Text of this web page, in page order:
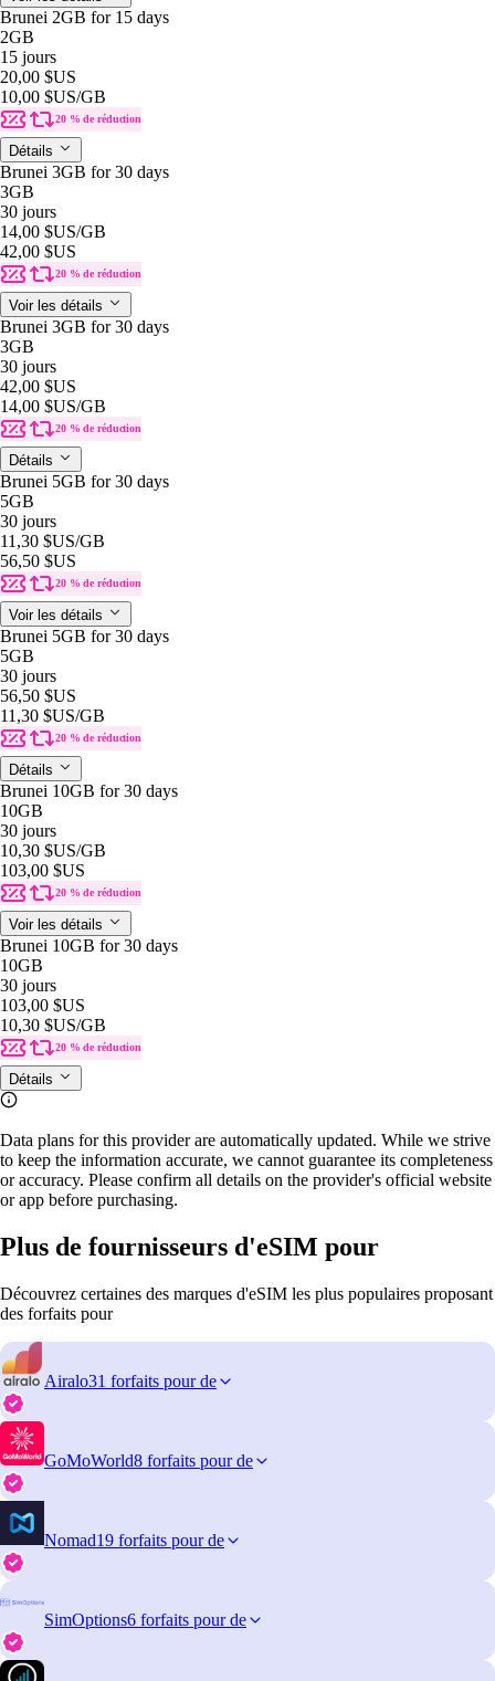
Brunei 2GB for 15 days
2GB
15 jours
20,00 $US
10,00 $US/GB
20 % de réduction
Détails
Brunei 3GB for 30 days
3GB
30 jours
14,00 $US/GB
42,00 $US
20 % de réduction
Voir les détails
Brunei 3GB for 30 days
3GB
30 jours
42,00 $US
14,00 $US/GB
20 % de réduction
Détails
Brunei 5GB for 30 days
5GB
30 jours
11,30 $US/GB
56,50 $US
20 % de réduction
Voir les détails
Brunei 5GB for 30 days
5GB
30 jours
56,50 $US
11,30 $US/GB
20 % de réduction
Détails
Brunei 10GB for 30 days
10GB
30 jours
10,30 $US/GB
103,00 $US
20 % de réduction
Voir les détails
Brunei 10GB for 30 days
10GB
30 jours
103,00 $US
10,30 $US/GB
20 % de réduction
Détails
Data plans for this provider are automatically updated. While we strive
to keep the information accurate, we cannot guarantee its completeness
or accuracy. Please confirm all details on the provider's official website
or app before purchasing.
Plus de fournisseurs d'eSIM pour
Découvrez certaines des marques d'eSIM les plus populaires proposant
des forfaits pour
Airalo31 forfaits pour de
GoMoWorld8 forfaits pour de
Nomad19 forfaits pour de
SimOptions6 forfaits pour de